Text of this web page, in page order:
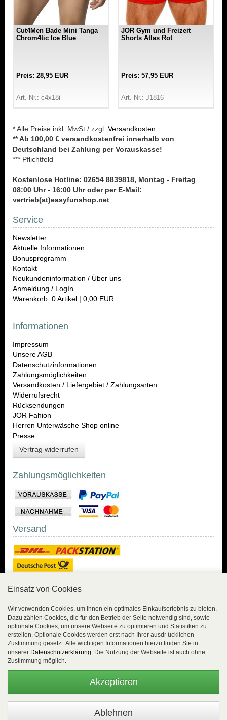
Cut4Men Bade Mini Tanga
Chrom4tic Ice Blue
Preis: 28,95 EUR
Art.-Nr.: c4x18i
JOR Gym und Freizeit
Shorts Atlas Rot
Preis: 57,95 EUR
Art.-Nr.: J1816
* Alle Preise inkl. MwSt./ zzgl. Versandkosten
** Ab 100,00 € versandkostenfrei innerhalb von
Deutschland bei Zahlung per Vorauskasse!
*** Pflichtfeld
Kostenlose Hotline: 02654 8839818, Montag - Freitag
08:00 Uhr - 16:00 Uhr oder per E-Mail:
vertrieb(at)easyfunshop.net
Service
Newsletter
Aktuelle Informationen
Bonusprogramm
Kontakt
Neukundeninformation / Über uns
Anmeldung / LogIn
Warenkorb: 0 Artikel | 0,00 EUR
Informationen
Impressum
Unsere AGB
Datenschutzinformationen
Zahlungsmöglichkeiten
Versandkosten / Liefergebiet / Zahlungsarten
Widerrufsrecht
Rücksendungen
JOR Fahion
Herren Unterwäsche Shop online
Presse
Vertrag widerrufen
Zahlungsmöglichkeiten
Versand
Sicher Einkaufen mit
Trusted Shops und
Geld-zurück-Garantie.
lückenlos verschlüsselt
übertragen.
Die Shop-Server sind PCI-zertifiziert.
Einsatz von Cookies
Wir verwenden Cookies, um Ihnen ein optimales Einkaufserlebnis zu bieten.
Dazu zählen Cookies, die für den Betrieb der Seite notwendig sind, sowie
optionale Cookies, um unsere Webseite zu optimieren und Statistiken zu
erstellen. Optionale Cookies werden erst nach Ihrer ausdr ücklichen
Zustimmung gesetzt. Alle wichtigen Informationen hierzu finden Sie in
unserer Datenschutzerklärung. Die Nutzung der Webseite ist auch ohne
Zustimmung möglich.
Akzeptieren